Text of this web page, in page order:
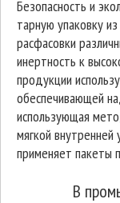
Безопасность и
тарную упаковку
расфасовки
инертность к
продукции
обеспечивающей
использующая
мягкой
применяет пакеты
В